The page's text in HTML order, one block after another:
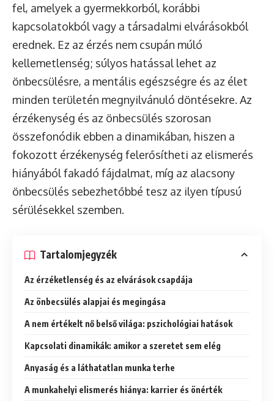
fel, amelyek a gyermekkorból, korábbi
kapcsolatokból vagy a társadalmi elvárásokból
erednek. Ez az érzés nem csupán múló
kellemetlenség; súlyos hatással lehet az
önbecsülésre, a mentális egészségre és az élet
minden területén megnyilvánuló döntésekre. Az
érzékenység és az önbecsülés szorosan
összefonódik ebben a dinamikában, hiszen a
fokozott érzékenység felerősítheti az elismerés
hiányából fakadó fájdalmat, míg az alacsony
önbecsülés sebezhetőbbé tesz az ilyen típusú
sérülésekkel szemben.
Tartalomjegyzék
Az érzéketlenség és az elvárások csapdája
Az önbecsülés alapjai és megingása
A nem értékelt nő belső világa: pszichológiai hatások
Kapcsolati dinamikák: amikor a szeretet sem elég
Anyaság és a láthatatlan munka terhe
A munkahelyi elismerés hiánya: karrier és önérték